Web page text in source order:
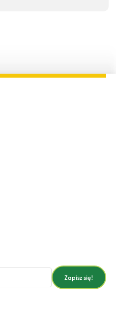
Zapisz się!